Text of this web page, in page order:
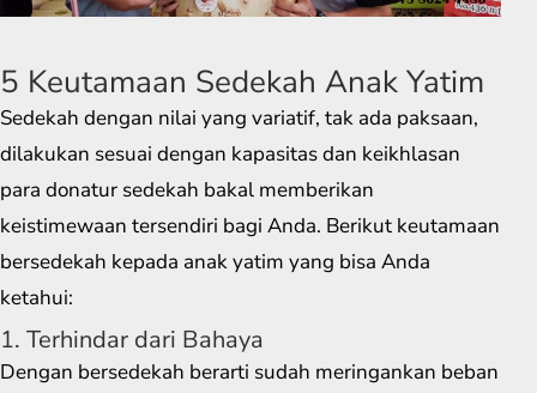
5 Keutamaan Sedekah Anak Yatim
Sedekah dengan nilai yang variatif, tak ada paksaan,
dilakukan sesuai dengan kapasitas dan keikhlasan
para donatur sedekah bakal memberikan
keistimewaan tersendiri bagi Anda. Berikut keutamaan
bersedekah kepada anak yatim yang bisa Anda
ketahui:
1. Terhindar dari Bahaya
Dengan bersedekah berarti sudah meringankan beban